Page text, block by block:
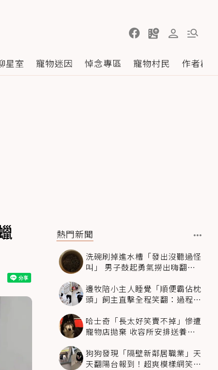
星室 寵物迷因 悼念專區 寵物村民 作者群
熱門新聞
洗碗刷掉進水槽「發出沒聽過怪
叫」 男子鼓起勇氣撈出嗨翻：
邊牧陪小主人睡覺「順便霸佔枕
頭」飼主直擊全程笑翻：過程絲
哈士奇「長太好笑賣不掉」慘遭
寵物店拋棄 收容所安排送養活
狗狗發現「隔壁新鄰居職業」天
天翻陽台報到！超爽模樣網笑